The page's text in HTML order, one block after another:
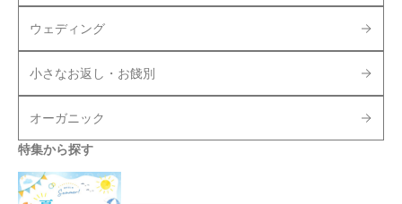
ウェディング
小さなお返し・お餞別
オーガニック
特集から探す